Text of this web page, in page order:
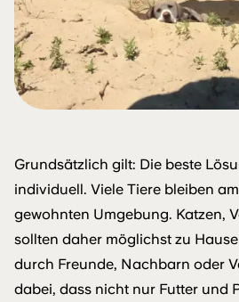
Grundsätzlich gilt: Die beste
individuell. Viele Tiere bleiben
gewohnten Umgebung. Katzen,
sollten daher möglichst zu
durch Freunde, Nachbarn oder
dabei, dass nicht nur Futter und